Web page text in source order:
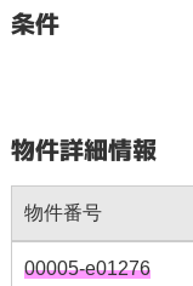
条件
物件詳細情報
物件番号
00005-e01276